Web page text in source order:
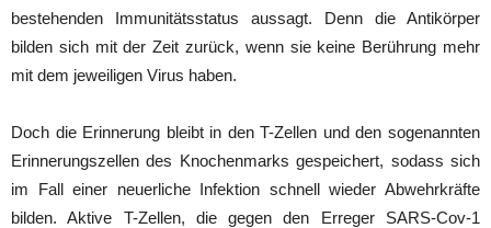
bestehenden Immunitätsstatus aussagt. Denn die Antikörper
bilden sich mit der Zeit zurück, wenn sie keine Berührung mehr
mit dem jeweiligen Virus haben.
Doch die Erinnerung bleibt in den T-Zellen und den sogenannten
Erinnerungszellen des Knochenmarks gespeichert, sodass sich
im Fall einer neuerliche Infektion schnell wieder Abwehrkräfte
bilden. Aktive T-Zellen, die gegen den Erreger SARS-Cov-1